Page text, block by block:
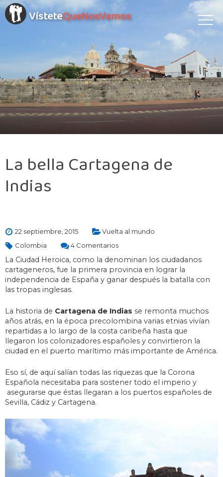
VísteteQueNosVamos
La bella Cartagena de
Indias
22 septiembre, 2015
Vuelta al mundo
Colombia
4 Comentarios
La Ciudad Heroica, como la denominan los ciudadanos
cartageneros, fue la primera provincia en lograr la
independencia de España y ganar después la batalla con
las tropas inglesas.
La historia de Cartagena de Indias se remonta muchos
años atrás, en la época precolombina varias etnias vivían
repartidas a lo largo de la costa caribeña hasta que
llegaron los colonizadores españoles y convirtieron la
ciudad en el puerto marítimo más importante de América.
Eso sí, de aquí salían todas las riquezas que la Corona
Española necesitaba para sostener todo el imperio y
asegurarse que éstas llegaran a los puertos españoles de
Sevilla, Cádiz y Cartagena.